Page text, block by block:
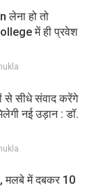
हो तो
में ही प्रवेश
से सीधे संवाद करेंगे
नई उड़ान : डॉ.
मलबे में दबकर 10